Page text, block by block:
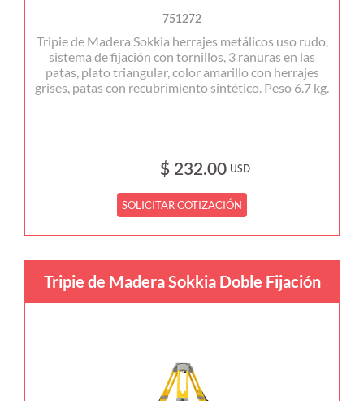
751272
Tripie de Madera Sokkia herrajes metálicos uso rudo,
sistema de fijación con tornillos, 3 ranuras en las
patas, plato triangular, color amarillo con herrajes
grises, patas con recubrimiento sintético. Peso 6.7 kg.
$ 232.00 USD
SOLICITAR COTIZACIÓN
Tripie de Madera Sokkia Doble Fijación